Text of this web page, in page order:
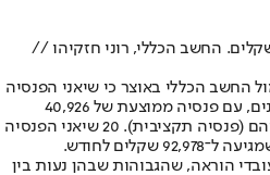
- 18 מיליארד שקלים. החשב הכללי, רוני חזקיהו //
החשב הכללי באוצר כי שיאני הפנסיה
בשירות המדינה הם שופטים ודיינים, עם פנסיה ממוצעת של 40,926
שקלים לחודש, המובטחת לכל חייהם (פנסיה תקציבית). 20 שיאני הפנסיה
לחודש.
הוראה, שהגבוהות שבהן נעות בין